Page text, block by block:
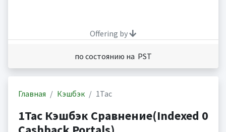
Offering by
по состоянию на PST
Главная Кэшбэк 1Tac
1Tac Кэшбэк Сравнение(Indexed 0